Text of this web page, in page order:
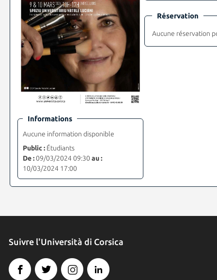
Informations
Aucune information disponible
Public :Étudiants
De :09/03/2024 09:30 au :
10/03/2024 17:00
Réservation
Aucune réservation
Suivre l'Università di Corsica